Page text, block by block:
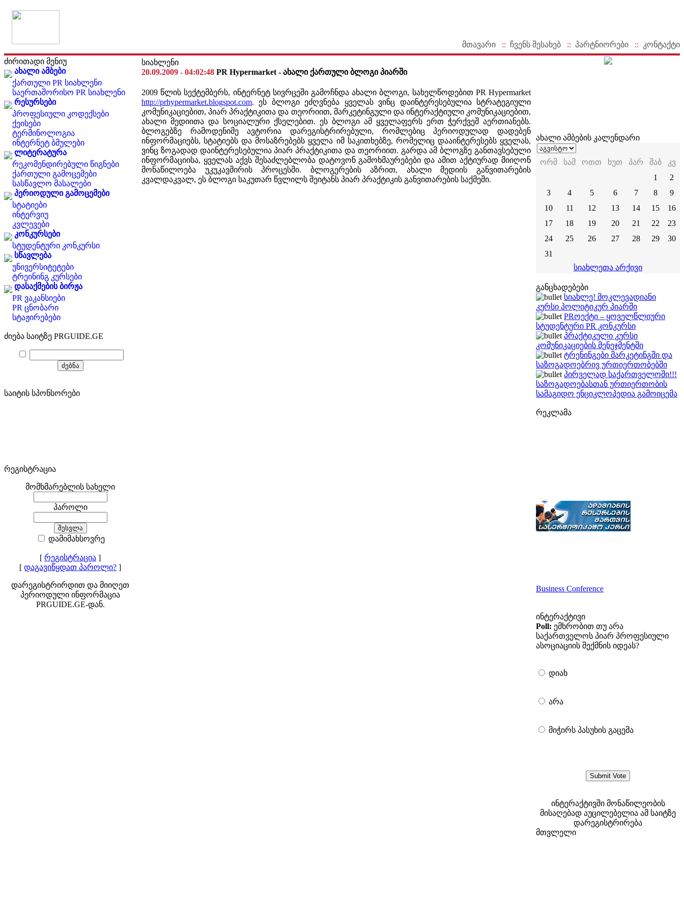
მთავარი :: ჩვენს შესახებ :: პარტნიორები :: კონტაქტი
ძირითადი მენიუ
ახალი ამბები
ქართული PR სიახლენი
საერთაშორისო PR სიახლენი
რესურსები
პროფესიული კოდექსები
ქეისები
ტერმინოლოგია
ინტერნეტ ბმულები
ლიტერატურა
რეკომენდირებული წიგნები
ქართული გამოცემები
სასწავლო მასალები
პერიოდული გამოცემები
სტატიები
ინტერვიუ
კვლევები
კონკურსები
სტუდენტური კონკურსი
სწავლება
უნივერსიტეტები
ტრეინინგ კურსები
დასაქმების ბირჟა
PR ვაკანსიები
PR ცნობარი
სტაჟირებები
ძიება საიტზე PRGUIDE.GE
საიტის სპონსორები
რეგისტრაცია
მომხმარებლის სახელი
პაროლი
დამიმახსოვრე
[ რეგისტრაცია ]
[ დაგავიწყდათ პაროლი? ]
დარეგისტრირდით და მიიღეთ
პერიოდული ინფორმაცია
PRGUIDE.GE-დან.
სიახლენი
20.09.2009 - 04:02:48 PR Hypermarket - ახალი ქართული ბლოგი პიარში
2009 წლის სექტემბერს, ინტერნეტ სივრცეში გამოჩნდა ახალი ბლოგი, სახელწოდებით PR Hypermarket
http://prhypermarket.blogspot.com. ეს ბლოგი ეძღვნება ყველას ვინც დაინტერესებულია სტრატეგიული
კომუნიკაციებით, პიარ პრაქტიკითა და თეორიით, მარკეტინგული და ინტერაქტიული კომუნიკაციებით,
ახალი მედიითა და სოციალური ქსელებით. ეს ბლოგი ამ ყველაფერს ერთ ჭერქვეშ აერთიანებს.
ბლოგებზე რამოდენიმე ავტორია დარეგისტრირებული, რომლებიც პერიოდულად დადებენ
ინფორმაციებს, სტატიებს და მოსაზრებებს ყველა იმ საკითხებზე, რომელიც დააინტერესებს ყველას,
ვინც ზოგადად დაინტერესებულია პიარ პრაქტიკითა და თეორიით. გარდა ამ ბლოგზე განთავსებული
ინფორმაციისა, ყველას აქვს შესაძლებლობა დატოვონ გამოხმაურებები და ამით აქტიურად მიიღონ
მონაწილოება უკუკავშირის პროცესში. ბლოგერების აზრით, ახალი მედიის განვითარების
კვალდაკვალ, ეს ბლოგი საკუთარ წვლილს შეიტანს პიარ პრაქტიკის განვითარების საქმეში.
ახალი ამბების კალენდარი
ორშ სამ ოთთ ხუთ პარ შაბ
კვ
1
2
3
4 5 6 7 8
9
10
11 12 13 14 15
16
17
18 19 20 21 22
23
24
25 26 27 28 29
30
31
სიახლეთა არქივი
განცხადებები
სიახლე! მოკლევადიანი
კურსი პოლიტიკურ პიარში
PRოექტი – ყოველწლიური
სტუდენტური PR კონკურსი
პრაქტიკული კურსი
კომუნიკაციების მენეჯმენტში
ტრენინგები მარკეტინგში და
საზოგადოებრივ ურთიერთობებში
პირველად საქართველოში!!!
საზოგადოებასთან ურთიერთობის
სამაგიდო ენციკლოპედია გამოიცემა
რეკლამა
Business Conference
ინტერაქტივი
Poll: ემხრობით თუ არა
საქართველოს პიარ პროფესიული
ასოციაციის შექმნის იდეას?
დიახ
არა
მიჭირს პასუხის გაცემა
ინტერაქტივში მონაწილეობის
მისაღებად აუცილებელია ამ საიტზე
დარეგისტრირება
მთვლელი